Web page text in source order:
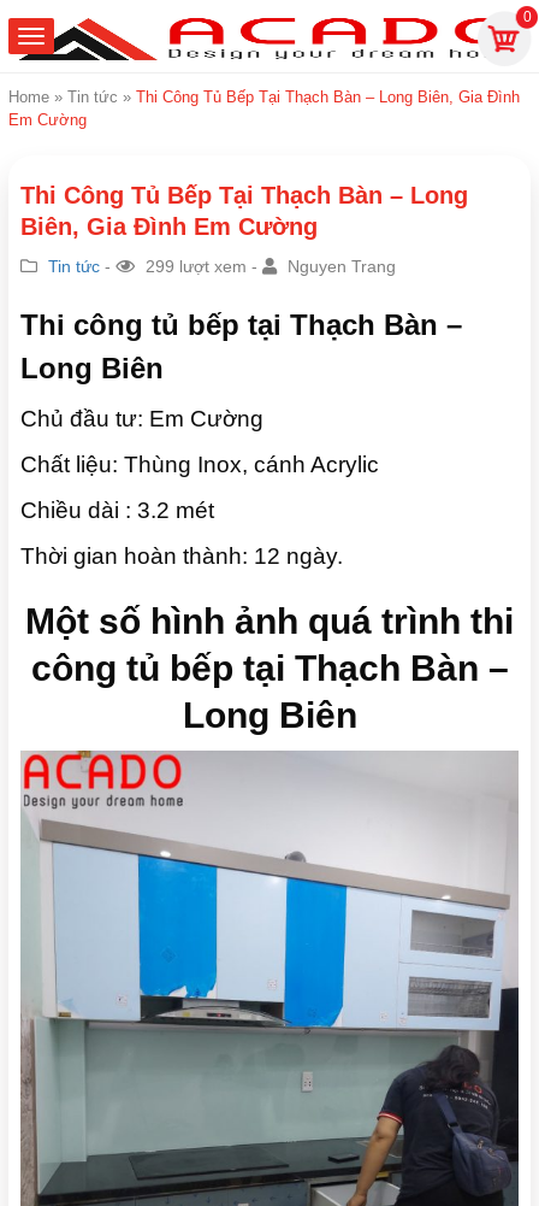
0
Home » Tin tức » Thi Công Tủ Bếp Tại Thạch Bàn – Long Biên, Gia Đình
Em Cường
Thi Công Tủ Bếp Tại Thạch Bàn – Long
Biên, Gia Đình Em Cường
Tin tức - 299 lượt xem - Nguyen Trang
Thi công tủ bếp tại Thạch Bàn –
Long Biên
Chủ đầu tư: Em Cường
Chất liệu: Thùng Inox, cánh Acrylic
Chiều dài : 3.2 mét
Thời gian hoàn thành: 12 ngày.
Một số hình ảnh quá trình thi
công tủ bếp tại Thạch Bàn –
Long Biên